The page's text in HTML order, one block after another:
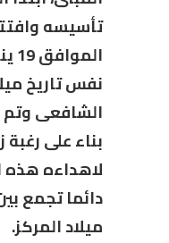
تأسيسه
نفس تاريخ
الشافعى وتم
بناء على
لاهداءه
دائما تجمع
ميلاد المركز.